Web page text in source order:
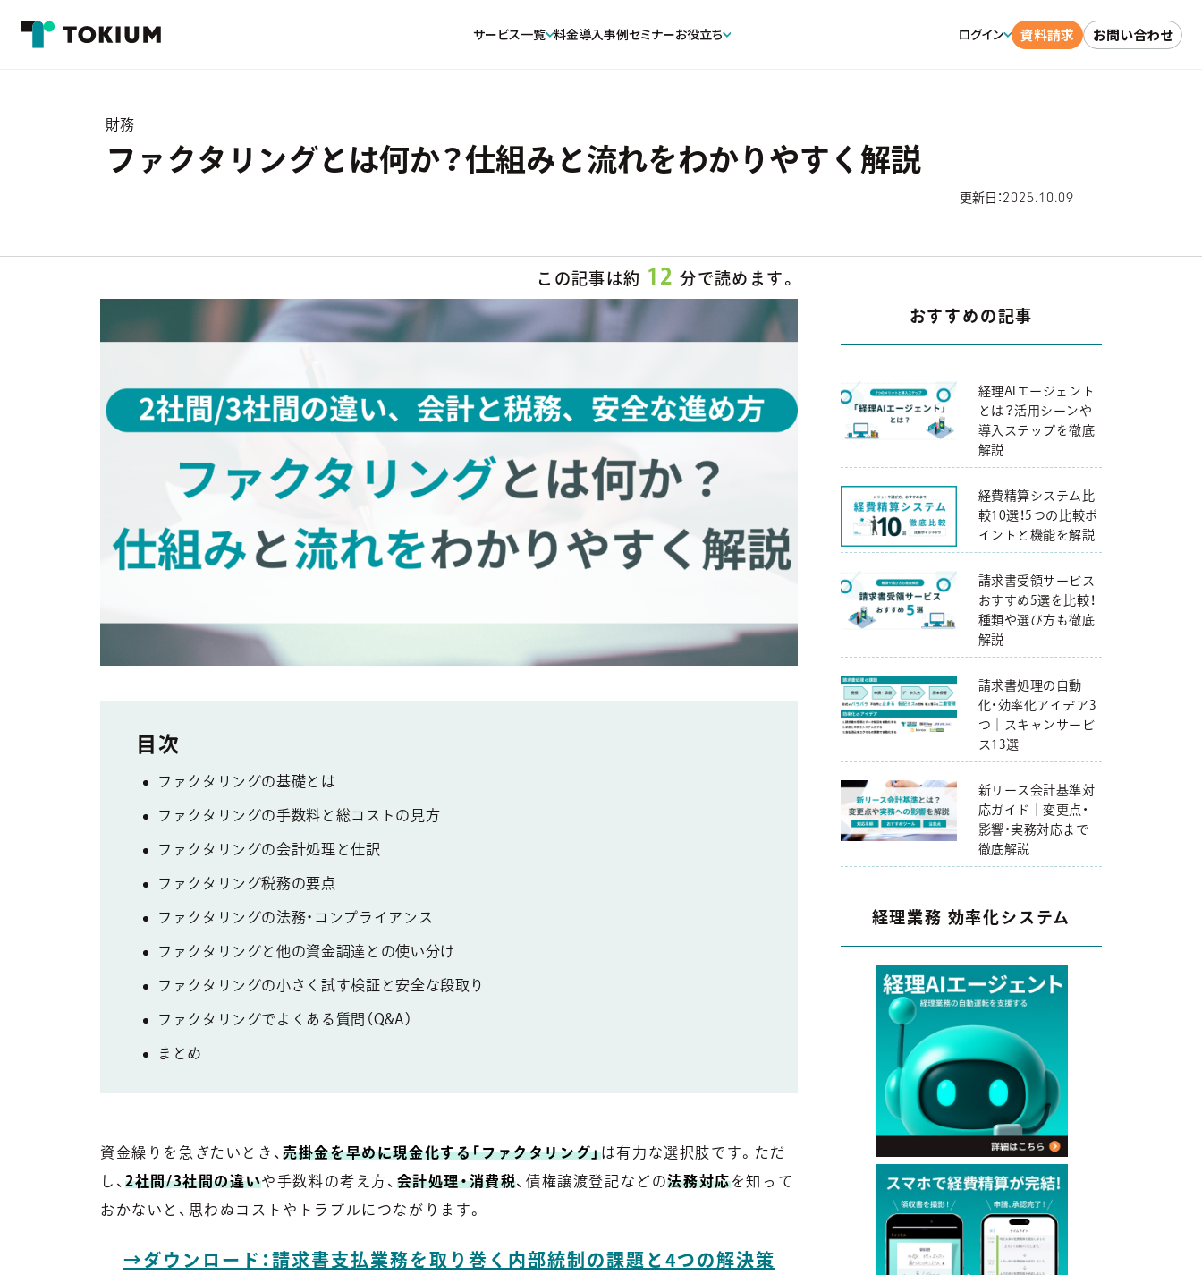
サービス一覧 料金導入事例セミナーお役立ち ログイン 資料請求 お問い合わせ
財務
ファクタリングとは何か？仕組みと流れをわかりやすく解説
更新日： 2025.10.09
この記事は約 12分で読めます。
ファクタリングの基礎とは
ファクタリングの手数料と総コストの見方
ファクタリングの会計処理と仕訳
ファクタリング税務の要点
ファクタリングの法務・コンプライアンス
ファクタリングと他の資金調達との使い分け
ファクタリングの小さく試す検証と安全な段取り
ファクタリングでよくある質問（Q&A）
まとめ
資金繰りを急ぎたいとき、売掛金を早めに現金化する「ファクタリング」は有力な選択肢です。ただ
し、2社間/3社間の違いや手数料の考え方、 会計処理・消費税、債権譲渡登記などの法務対応を知って
おかないと、思わぬコストやトラブルにつながります。
→ダウンロード：請求書支払業務を取り巻く内部統制の課題と4つの解決策
おすすめの記事
経理AIエージェント
とは？活用シーンや
導入ステップを徹底
解説
経費精算システム比
較10選！5つの比較ポ
イントと機能を解説
請求書受領サービス
おすすめ5選を比較！
種類や選び方も徹底
解説
請求書処理の自動
化・効率化アイデア3
つ｜スキャンサービ
ス13選
新リース会計基準対
応ガイド｜変更点・
影響・実務対応まで
徹底解説
経理業務 効率化システム